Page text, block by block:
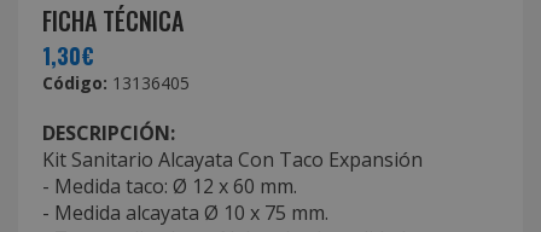
FICHA TÉCNICA
1,30€
Código: 13136405
DESCRIPCIÓN:
Kit Sanitario Alcayata Con Taco Expansión
- Medida taco: Ø 12 x 60 mm.
- Medida alcayata Ø 10 x 75 mm.